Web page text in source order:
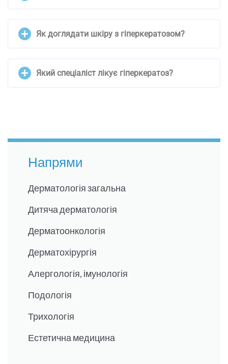
Як доглядати шкіру з гіперкератозом?
Який спеціаліст лікує гіперкератоз?
Напрями
Дерматологія загальна
Дитяча дерматологія
Дерматоонкологія
Дерматохірургія
Алергологія, імунологія
Подологія
Трихологія
Естетична медицина